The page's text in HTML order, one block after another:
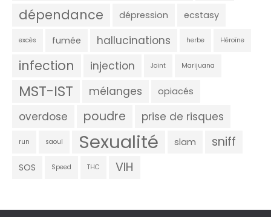
dépendance dépression ecstasy
excès fumée hallucinations herbe Héroïne
infection injection Joint Marijuana
MST-IST mélanges opiacés
overdose poudre prise de risques
run saoul Sexualité slam sniff
SOS Speed THC VIH